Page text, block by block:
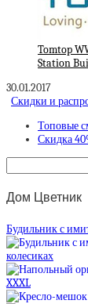
Tomtop
Station
30.01.2017
Скидки и
Топовые
Скидка
Дом Цветник
Будильник с
колесиках
XXXL